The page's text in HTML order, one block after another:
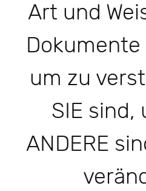
Art und
um zu
SIE sind,
ANDERE